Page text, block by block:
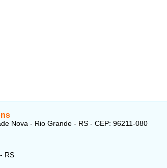
Nova - Rio Grande - RS - CEP: 96211-080
RS